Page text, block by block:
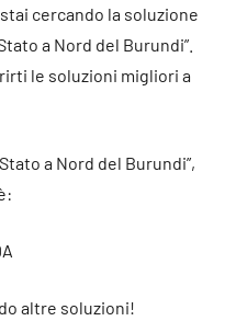
cercando la soluzione
a Nord del Burundi”.
le soluzioni migliori a
a Nord del Burundi”,
altre soluzioni!